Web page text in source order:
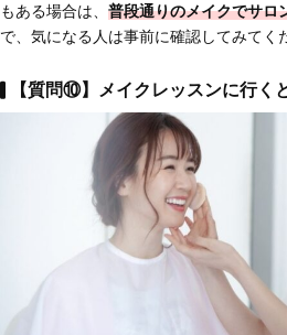
もある場合は、 普段通りのメイクでサロ
で、気になる人は事前に確認してみてく
【質問⑩】メイクレッスンに行く